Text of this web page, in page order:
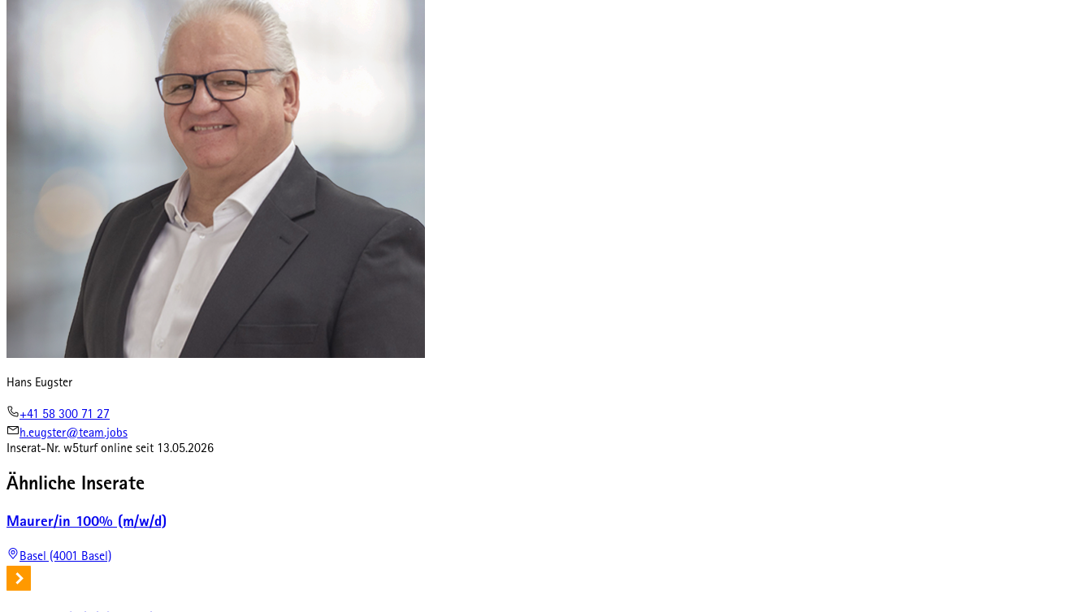
Hans Eugster
+41 58 300 71 27
h.eugster@team.jobs
Inserat-Nr. w5turf online seit 13.05.2026
Ähnliche Inserate
Maurer/in 100% (m/w/d)
Basel (4001 Basel)